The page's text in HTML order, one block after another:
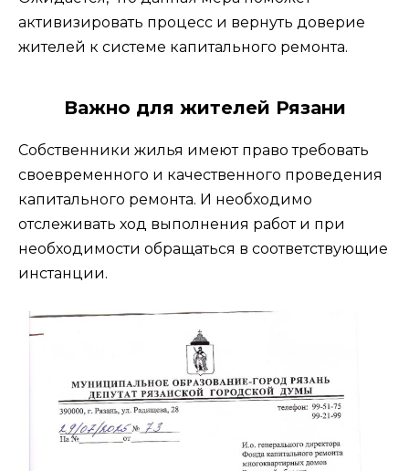
активизировать процесс и вернуть доверие
жителей к системе капитального ремонта.
Важно для жителей Рязани
Собственники жилья имеют право требовать
своевременного и качественного проведения
капитального ремонта. И необходимо
отслеживать ход выполнения работ и при
необходимости обращаться в соответствующие
инстанции.